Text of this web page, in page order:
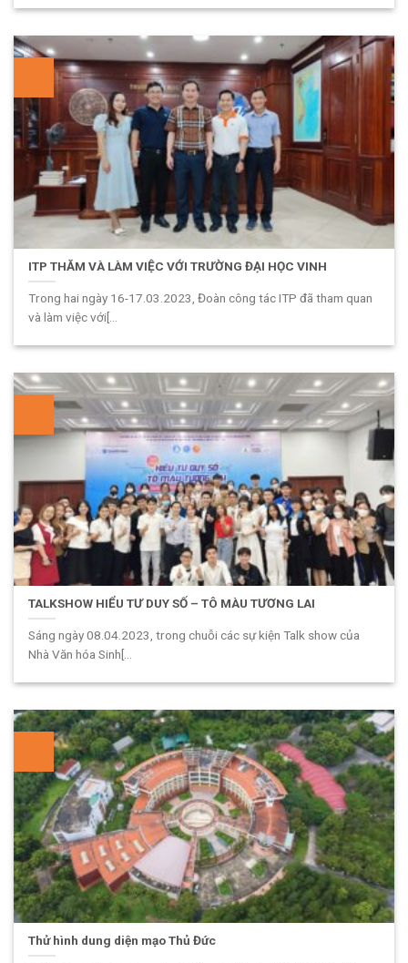
ITP THĂM VÀ LÀM VIỆC VỚI TRƯỜNG ĐẠI HỌC VINH
Trong hai ngày 16-17.03.2023, Đoàn công tác ITP đã tham quan
và làm việc với[...
TALKSHOW HIỂU TƯ DUY SỐ – TÔ MÀU TƯƠNG LAI
Sáng ngày 08.04.2023, trong chuỗi các sự kiện Talk show của
Nhà Văn hóa Sinh[...
Thử hình dung diện mạo Thủ Đức